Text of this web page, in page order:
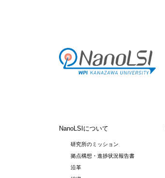
NanoLSIについて
研究所のミッション
拠点構想・進捗状況報告書
沿革